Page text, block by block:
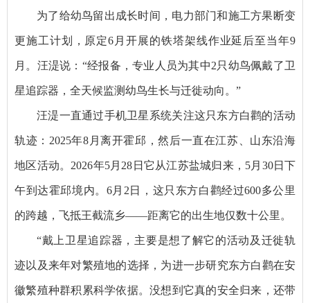
为了给幼鸟留出成长时间，电力部门和施工方果断变
更施工计划，原定6月开展的铁塔架线作业延后至当年9
月。汪湜说：“经报备，专业人员为其中2只幼鸟佩戴了卫
星追踪器，全天候监测幼鸟生长与迁徙动向。”
汪湜一直通过手机卫星系统关注这只东方白鹳的活动
轨迹：2025年8月离开霍邱，然后一直在江苏、山东沿海
地区活动。2026年5月28日它从江苏盐城归来，5月30日下
午到达霍邱境内。6月2日，这只东方白鹳经过600多公里
的跨越，飞抵王截流乡——距离它的出生地仅数十公里。
“戴上卫星追踪器，主要是想了解它的活动及迁徙轨
迹以及来年对繁殖地的选择，为进一步研究东方白鹳在安
徽繁殖种群积累科学依据。没想到它真的安全归来，还带